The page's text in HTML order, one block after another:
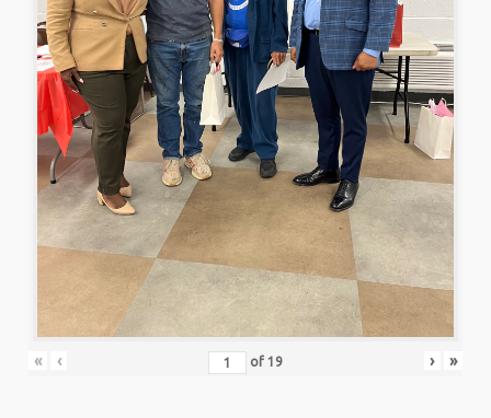
« ‹ of 19 › »